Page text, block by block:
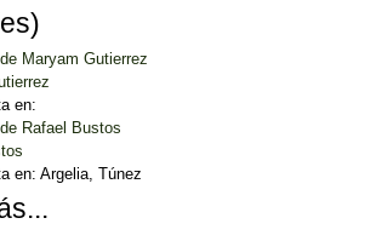
en:
en: Argelia, Túnez